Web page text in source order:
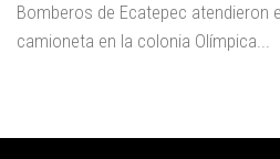
Bomberos de Ecatepec atendieron
camioneta en la colonia Olímpica...